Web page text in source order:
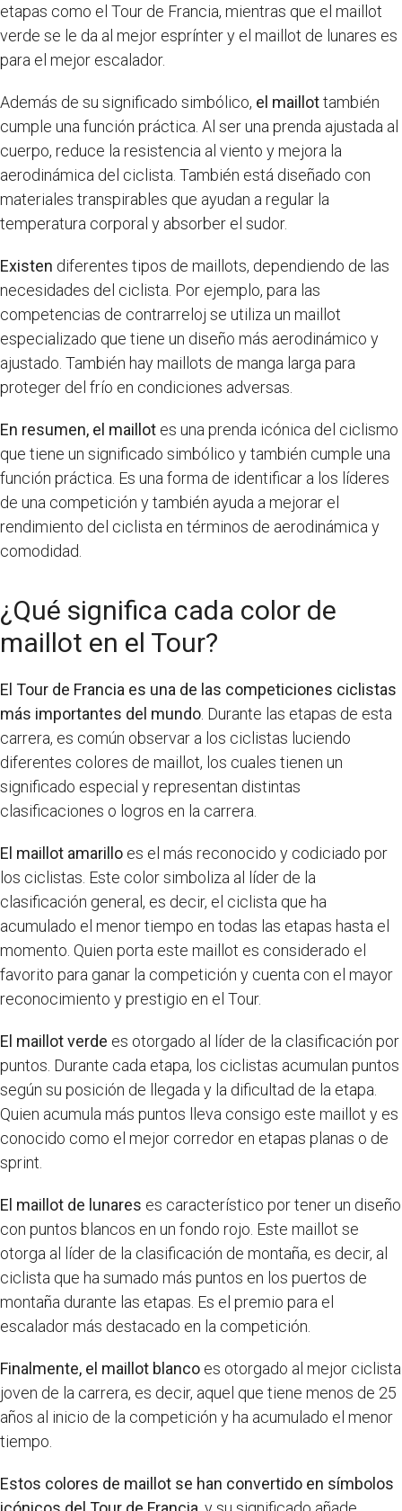
etapas como el Tour de Francia, mientras que el maillot
verde se le da al mejor esprínter y el maillot de lunares es
para el mejor escalador.
Además de su significado simbólico, el maillottambién
cumple una función práctica. Al ser una prenda ajustada al
cuerpo, reduce la resistencia al viento y mejora la
aerodinámica del ciclista. También está diseñado con
materiales transpirables que ayudan a regular la
temperatura corporal y absorber el sudor.
Existen diferentes tipos de maillots, dependiendo de las
necesidades del ciclista. Por ejemplo, para las
competencias de contrarreloj se utiliza un maillot
especializado que tiene un diseño más aerodinámico y
ajustado. También hay maillots de manga larga para
proteger del frío en condiciones adversas.
En resumen, el maillot es una prenda icónica del ciclismo
que tiene un significado simbólico y también cumple una
función práctica. Es una forma de identificar a los líderes
de una competición y también ayuda a mejorar el
rendimiento del ciclista en términos de aerodinámica y
comodidad.
¿Qué significa cada color de
maillot en el Tour?
El Tour de Francia es una de las competiciones ciclistas
más importantes del mundo . Durante las etapas de esta
carrera, es común observar a los ciclistas luciendo
diferentes colores de maillot, los cuales tienen un
significado especial y representan distintas
clasificaciones o logros en la carrera.
El maillot amarillo es el más reconocido y codiciado por
los ciclistas. Este color simboliza al líder de la
clasificación general, es decir, el ciclista que ha
acumulado el menor tiempo en todas las etapas hasta el
momento. Quien porta este maillot es considerado el
favorito para ganar la competición y cuenta con el mayor
reconocimiento y prestigio en el Tour.
El maillot verde es otorgado al líder de la clasificación por
puntos. Durante cada etapa, los ciclistas acumulan puntos
según su posición de llegada y la dificultad de la etapa.
Quien acumula más puntos lleva consigo este maillot y es
conocido como el mejor corredor en etapas planas o de
sprint.
El maillot de lunares es característico por tener un diseño
con puntos blancos en un fondo rojo. Este maillot se
otorga al líder de la clasificación de montaña, es decir, al
ciclista que ha sumado más puntos en los puertos de
montaña durante las etapas. Es el premio para el
escalador más destacado en la competición.
Finalmente, el maillot blanco es otorgado al mejor ciclista
joven de la carrera, es decir, aquel que tiene menos de 25
años al inicio de la competición y ha acumulado el menor
tiempo.
Estos colores de maillot se han convertido en símbolos